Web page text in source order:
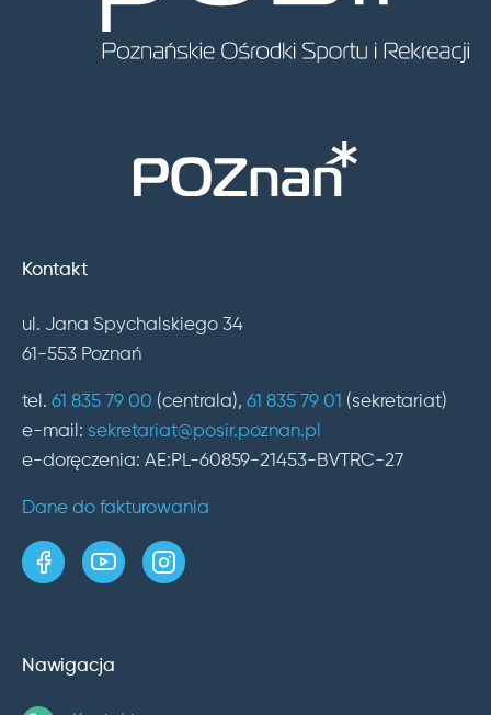
Kontakt
ul. Jana Spychalskiego 34
61-553 Poznań
tel. 61 835 79 00 (centrala), 61 835 79 01 (sekretariat)
e-mail: sekretariat@posir.poznan.pl
e-doręczenia: AE:PL-60859-21453-BVTRC-27
Dane do fakturowania
strona w serwisie Facebook
kanał w serwisie YouTube
profil w serwisie Instagram
Nawigacja